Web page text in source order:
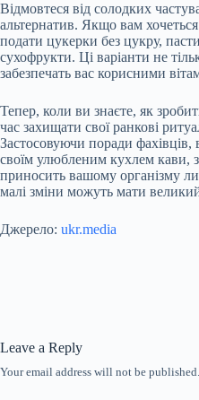
Відмовтеся від солодких
альтернатив. Якщо вам
подати цукерки без цукру,
сухофрукти. Ці варіанти не
забезпечать вас корисними
Тепер, коли ви знаєте, як
час захищати свої ранкові
Застосовуючи поради
своїм улюбленим кухлем кави,
приносить вашому організму
малі зміни можуть мати
Джерело: ukr.media
Leave a Reply
Your email address will not be published.